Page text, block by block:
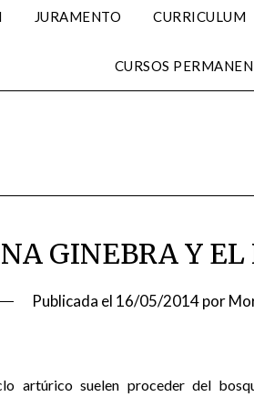
JURAMENTO CURRICULUM
CURSOS
GINEBRA Y
Publicada el 16/05/2014por
artúrico suelen proceder del